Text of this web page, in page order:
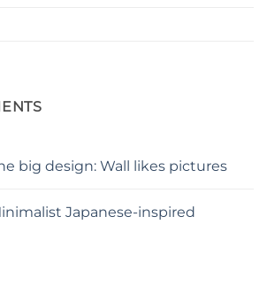
big design: Wall likes pictures
Japanese-inspired